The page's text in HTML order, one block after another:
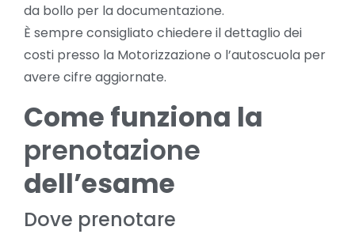
da bollo per la documentazione.
È sempre consigliato chiedere il dettaglio dei
costi presso la Motorizzazione o l’autoscuola per
avere cifre aggiornate.
Come funziona la
prenotazione
dell’esame
Dove prenotare